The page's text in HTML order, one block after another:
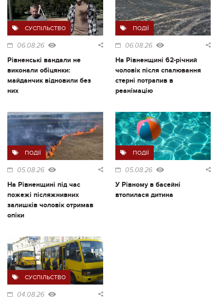
СУСПІЛЬСТВО
06.08.26
Рівненські вандали не
виконали обіцянки:
майданчик відновили без
них
ПОДІЇ
06.08.26
На Рівненщині 62-річний
чоловік після спалювання
стерні потрапив в
реанімацію
ПОДІЇ
05.08.26
На Рівненщині під час
пожежі післяжнивних
залишків чоловік отримав
опіки
ПОДІЇ
05.08.26
У Рівному в басейні
втопилася дитина
СУСПІЛЬСТВО
04.08.26